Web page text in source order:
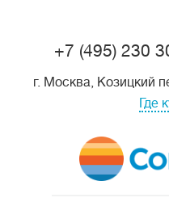
+7 (495) 230
г. Москва, Козицкий
Где